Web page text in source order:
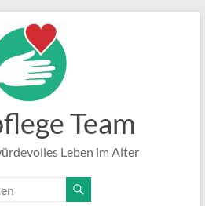
Team
Leben im Alter